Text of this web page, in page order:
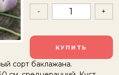
- +
КУПИТЬ
сорт баклажана.